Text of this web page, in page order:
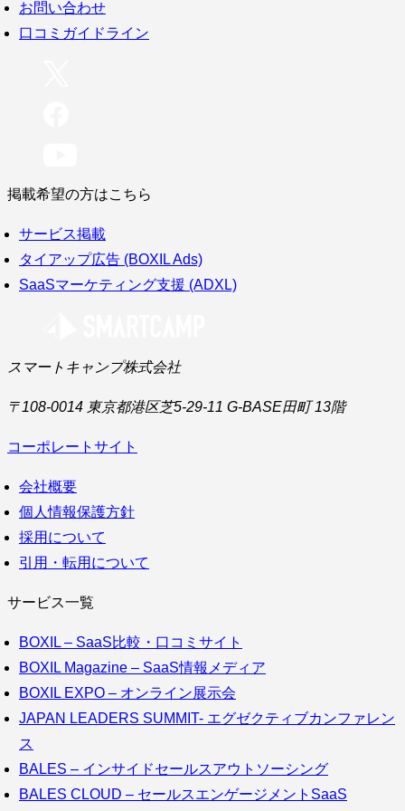
お問い合わせ
口コミガイドライン
掲載希望の方はこちら
サービス掲載
タイアップ広告 (BOXIL Ads)
SaaSマーケティング支援 (ADXL)
スマートキャンプ株式会社
〒108-0014 東京都港区芝5-29-11 G-BASE田町 13階
コーポレートサイト
会社概要
個人情報保護方針
採用について
引用・転用について
サービス一覧
BOXIL – SaaS比較・口コミサイト
BOXIL Magazine – SaaS情報メディア
BOXIL EXPO – オンライン展示会
JAPAN LEADERS SUMMIT- エグゼクティブカンファレン
ス
BALES – インサイドセールスアウトソーシング
BALES CLOUD – セールスエンゲージメントSaaS